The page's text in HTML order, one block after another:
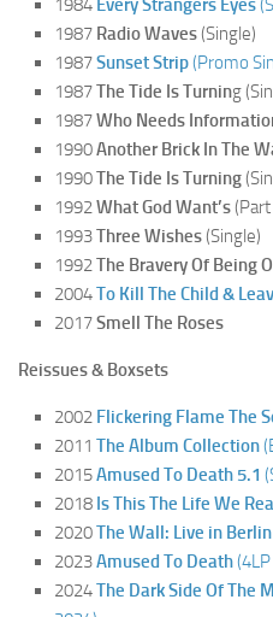
1984 Every Strangers Eyes
1987 Radio Waves(Single)
1987Sunset Strip(Promo
1987The Tide Is Turning
1987Who Needs
1990Another Brick In The
1990The Tide Is Turning
1992What God Want’s(Part
1993Three Wishes(Single)
1992The Bravery Of Being
2004To Kill The Child &
2017Smell The Roses
Reissues & Boxsets
2002 Flickering Flame The
2011 The Album Collection
2015Amused To Death 5.1
2018 Is This The Life We
2020The Wall: Live in Berlin
2023Amused To Death
2024The Dark Side Of The